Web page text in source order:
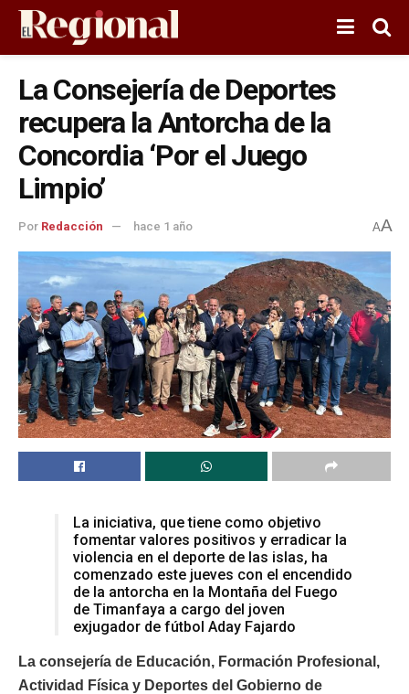
La Consejería de Deportes
recupera la Antorcha de la
Concordia ‘Por el Juego
Limpio’
Por Redacción hace 1 año AA
La iniciativa, que tiene como objetivo
fomentar valores positivos y erradicar la
violencia en el deporte de las islas, ha
comenzado este jueves con el encendido
de la antorcha en la Montaña del Fuego
de Timanfaya a cargo del joven
exjugador de fútbol Aday Fajardo
La consejería de Educación, Formación Profesional,
Actividad Física y Deportes del Gobierno de